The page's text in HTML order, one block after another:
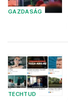
GAZDASÁG
TECHTUD